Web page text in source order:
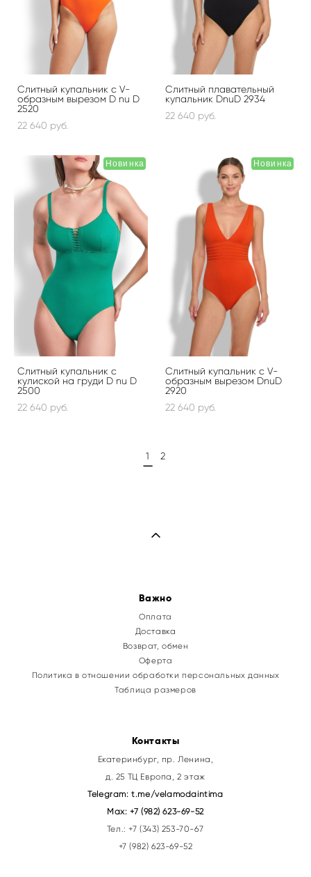
Слитный купальник с V-
образным вырезом D nu D
2520
22 640 pуб.
Слитный плавательный
купальник DnuD 2934
22 640 pуб.
Новинка
Слитный купальник с
кулиской на груди D nu D
2500
22 640 pуб.
Новинка
Слитный купальник с V-
образным вырезом DnuD
2920
22 640 pуб.
1 2
Важно
Оплата
Доставка
Возврат, обмен
Оферта
Политика в отношении обработки персональных данных
Таблица размеров
Контакты
Екатеринбург, пр. Ленина,
д. 25 ТЦ Европа, 2 этаж
Telegram:t.me/velamodaintima
Max:+7 (982) 623-69-52
Тел.:+7 (343) 253-70-67
+7 (982) 623-69-52